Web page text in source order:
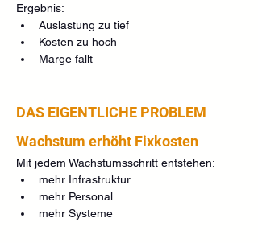
Ergebnis:
Auslastung zu tief
Kosten zu hoch
Marge fällt
DAS EIGENTLICHE PROBLEM
Wachstum erhöht Fixkosten
Mit jedem Wachstumsschritt entstehen:
mehr Infrastruktur
mehr Personal
mehr Systeme